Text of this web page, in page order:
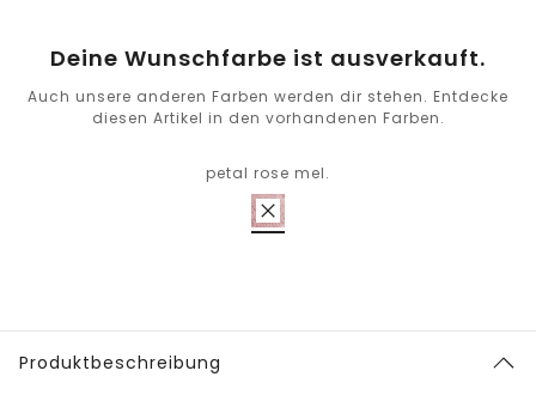
Deine Wunschfarbe ist ausverkauft.
Auch unsere anderen Farben werden dir stehen. Entdecke
diesen Artikel in den vorhandenen Farben.
petal rose mel.
Produktbeschreibung